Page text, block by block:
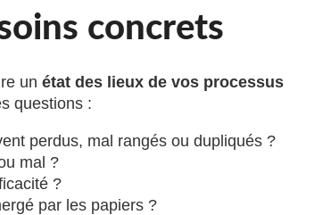
concrets
un état des lieux de vos processus
questions :
perdus, mal rangés ou dupliqués ?
mal ?
?
par les papiers ?